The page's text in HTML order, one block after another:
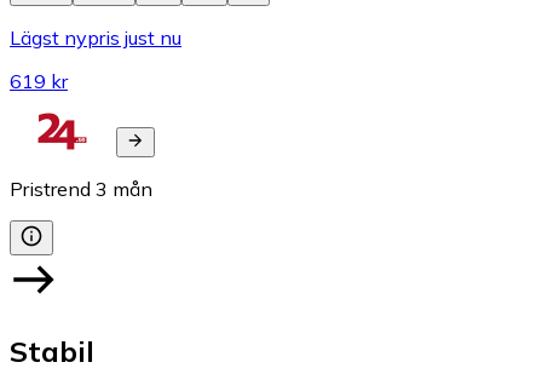
Lägst nypris just nu
619 kr
Pristrend 3 mån
Stabil